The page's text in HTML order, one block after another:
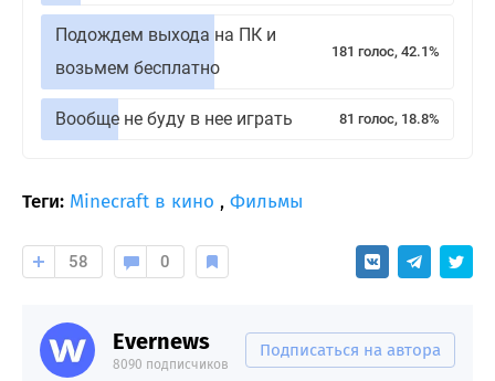
Подождем выхода на ПК и
возьмем бесплатно
181 голос, 42.1%
Вообще не буду в нее играть 81 голос, 18.8%
Теги: Minecraft в кино , Фильмы
58 0
Evernews
8090 подписчиков
Подписаться на автора